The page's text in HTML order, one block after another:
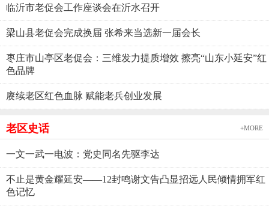
临沂市老促会工作座谈会在沂水召开
梁山县老促会完成换届 张希来当选新一届会长
枣庄市山亭区老促会：三维发力提质增效 擦亮“山东小延安”红
色品牌
赓续老区红色血脉 赋能老兵创业发展
老区史话 +MORE
一文一武一电波：党史同名先驱李达
不止是黄金耀延安——12封鸣谢文告凸显招远人民倾情拥军红
色记忆